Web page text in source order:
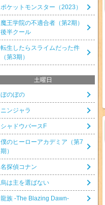
ポケットモンスター（2023）
魔王学院の不適合者（第2期）
後半クール
転生したらスライムだった件
（第3期）
土曜日
ぼのぼの
ニンジャラ
シャドウバースF
僕のヒーローアカデミア（第7
期）
名探偵コナン
烏は主を選ばない
龍族 -The Blazing Dawn-